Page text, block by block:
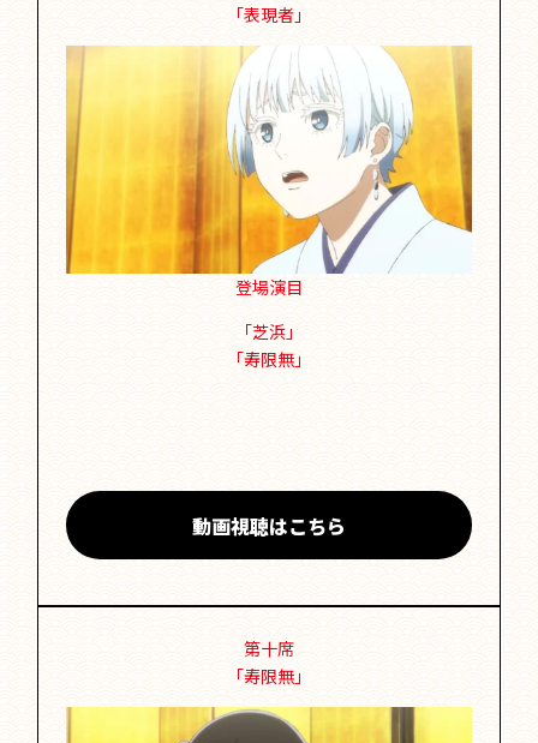
「表現者」
登場演目
「芝浜」
「寿限無」
動画視聴はこちら
第十席
「寿限無」